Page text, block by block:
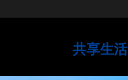
共享生活